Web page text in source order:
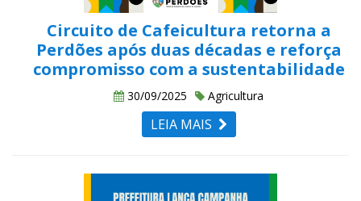
Circuito de Cafeicultura retorna a
Perdões após duas décadas e reforça
compromisso com a sustentabilidade
30/09/2025 Agricultura
LEIA MAIS